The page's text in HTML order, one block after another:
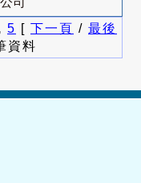
5 [ 下一頁 / 最後
資料